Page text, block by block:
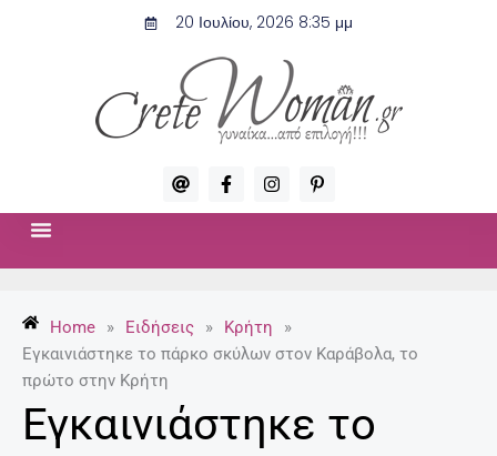
20 Ιουλίου, 2026 8:35 μμ
A
t
F
a
c
-
f
I
n
s
P
i
n
p
Home » Ειδήσεις » Κρήτη
»
Εγκαινιάστηκε το πάρκο σκύλων στον Καράβολα, το
πρώτο στην Κρήτη
Εγκαινιάστηκε το